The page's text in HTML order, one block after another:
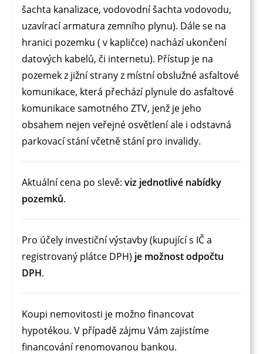
šachta kanalizace, vodovodní šachta vodovodu,
uzavírací armatura zemního plynu). Dále se na
hranici pozemku ( v kapličce) nachází ukončení
datových kabelů, či internetu). Přístup je na
pozemek z jižní strany z místní obslužné asfaltové
komunikace, která přechází plynule do asfaltové
komunikace samotného ZTV, jenž je jeho
obsahem nejen veřejné osvětlení ale i odstavná
parkovací stání včetně stání pro invalidy.
Aktuální cena po slevě:viz jednotlivé nabídky
pozemků.
Pro účely investiční výstavby (kupující s IČ a
registrovaný plátce DPH) je možnost odpočtu
DPH.
Koupi nemovitosti je možno financovat
hypotékou. V případě zájmu Vám zajistíme
financování renomovanou bankou.